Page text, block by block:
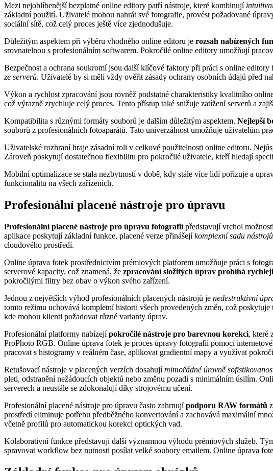
Mezi nejoblíbenější bezplatné online editory patří nástroje, které kombinují
základní použití. Uživatelé mohou nahrát své fotografie, provést požadované
sociální sítě, což celý proces ještě více zjednodušuje.
Důležitým aspektem při výběru vhodného online editoru je rozsah nabízených
srovnatelnou s profesionálním softwarem. Pokročilé online editory umožňují
Bezpečnost a ochrana soukromí jsou další klíčové faktory při práci s online
ze serverů. Uživatelé by si měli vždy ověřit zásady ochrany osobních údajů před
Výkon a rychlost zpracování jsou rovněž podstatné charakteristiky kvalitního
což výrazně zrychluje celý proces. Tento přístup také snižuje zatížení serverů a
Kompatibilita s různými formáty souborů je dalším důležitým aspektem. Nejlepší
souborů z profesionálních fotoaparátů. Tato univerzálnost umožňuje uživatelům
Uživatelské rozhraní hraje zásadní roli v celkové použitelnosti online editoru.
Zároveň poskytují dostatečnou flexibilitu pro pokročilé uživatele, kteří hledají
Mobilní optimalizace se stala nezbytností v době, kdy stále více lidí pořizuje a
funkcionalitu na všech zařízeních.
Profesionální placené nástroje pro úpravu
Profesionální placené nástroje pro úpravu fotografiípředstavují vrchol
aplikace poskytují základní funkce, placené verze přinášejíkomplexní sadu nástrojů
cloudového prostředí.
Online úprava fotek prostřednictvím prémiových platforem umožňuje práci s
serverové kapacity, což znamená, že zpracování složitých úprav probíhá rychleji
pokročilými filtry bez obav o výkon svého zařízení.
Jednou z největších výhod profesionálních placených nástrojů je nedestruktivní
tomto režimu uchovává kompletní historii všech provedených změn, což
kde mohou klienti požadovat různé varianty úprav.
Profesionální platformy nabízejípokročilé nástroje pro barevnou korekci, které
ProPhoto RGB. Online úprava fotek je proces úpravy fotografií pomocí
pracovat s histogramy v reálném čase, aplikovat gradientní mapy a využívat
Retušovací nástroje v placených verzích dosahujímimořádné úrovně
pleti, odstranění nežádoucích objektů nebo změnu pozadí s minimálním úsilím.
serverech a neustále se zdokonalují díky strojovému učení.
Profesionální placené nástroje pro úpravu často zahrnujípodporu RAW formátů
prostředí eliminuje potřebu předběžného konvertování a zachovává maximální
včetně profilů pro automatickou korekci optických vad.
Kolaborativní funkce představují další významnou výhodu prémiových služeb.
spravovat workflow bez nutnosti posílat velké soubory emailem. Online úprava